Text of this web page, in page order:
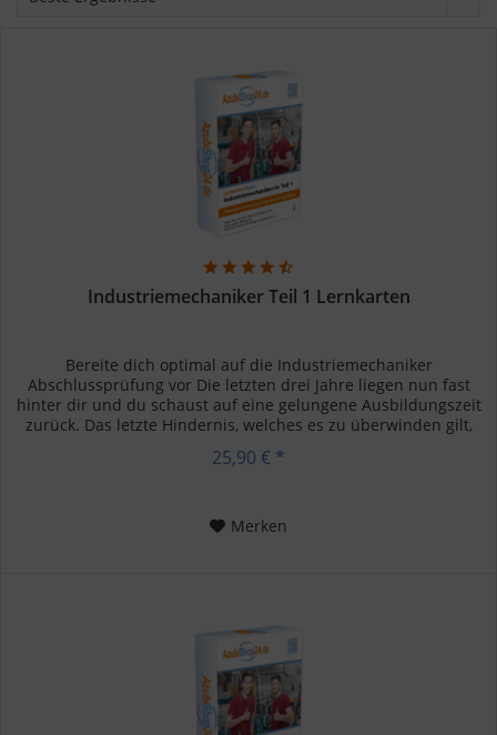
Industriemechaniker Teil 1 Lernkarten
Bereite dich optimal auf die Industriemechaniker
Abschlussprüfung vor Die letzten drei Jahre liegen nun fast
hinter dir und du schaust auf eine gelungene Ausbildungszeit
zurück. Das letzte Hindernis, welches es zu überwinden gilt,
25,90 € *
Merken